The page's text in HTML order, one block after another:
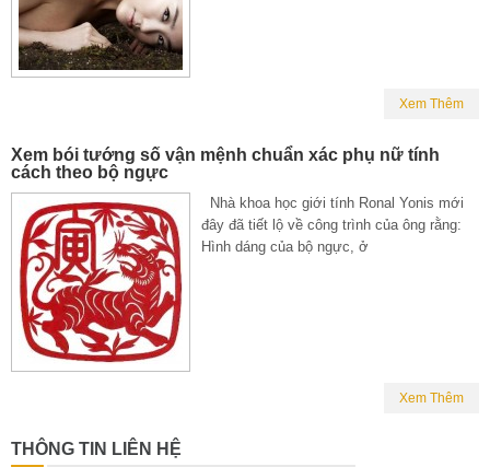
Xem Thêm
Xem bói tướng số vận mệnh chuẩn xác phụ nữ tính
cách theo bộ ngực
Nhà khoa học giới tính Ronal Yonis mới
đây đã tiết lộ về công trình của ông rằng:
Hình dáng của bộ ngực, ở
Xem Thêm
THÔNG TIN LIÊN HỆ